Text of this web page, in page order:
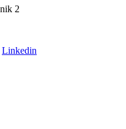
Linkedin